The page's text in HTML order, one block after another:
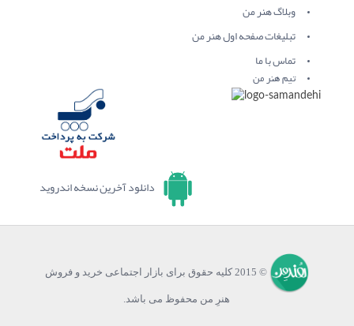
وبلاگ هنر من
تبلیغات صفحه اول هنر من
تماس با ما
تیم هنر من
دانلود آخرین نسخه اندروید
© 2015 کلیه حقوق برای بازار اجتماعی خرید و فروش
هنرِ من محفوظ می باشد.